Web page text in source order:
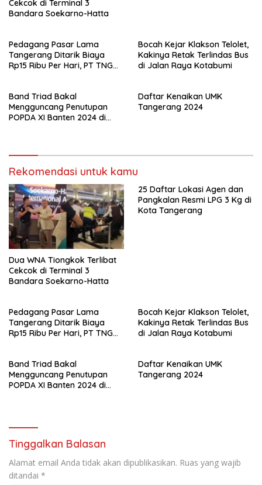
Cekcok di Terminal 3
Bandara Soekarno-Hatta
Pedagang Pasar Lama
Tangerang Ditarik Biaya
Rp15 Ribu Per Hari, PT TNG
Bocah Kejar Klakson Telolet,
Kakinya Retak Terlindas Bus
di Jalan Raya Kotabumi
Band Triad Bakal
Mengguncang Penutupan
POPDA XI Banten 2024 di
Daftar Kenaikan UMK
Tangerang 2024
Rekomendasi untuk kamu
Dua WNA Tiongkok Terlibat
Cekcok di Terminal 3
Bandara Soekarno-Hatta
25 Daftar Lokasi Agen dan
Pangkalan Resmi LPG 3 Kg di
Kota Tangerang
Pedagang Pasar Lama
Tangerang Ditarik Biaya
Rp15 Ribu Per Hari, PT TNG
Bocah Kejar Klakson Telolet,
Kakinya Retak Terlindas Bus
di Jalan Raya Kotabumi
Band Triad Bakal
Mengguncang Penutupan
POPDA XI Banten 2024 di
Daftar Kenaikan UMK
Tangerang 2024
Tinggalkan Balasan
Alamat email Anda tidak akan dipublikasikan. Ruas yang wajib
ditandai *